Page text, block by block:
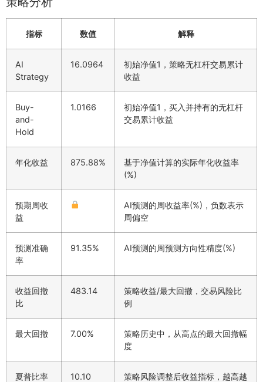
指标 数值 解释
AI
Strategy
16.0964
初始净值1，策略无杠杆交易累计
收益
Buy-
and-
Hold
1.0166
初始净值1，买入并持有的无杠杆
交易累计收益
年化收益 875.88%
基于净值计算的实际年化收益率
(%)
预期周收
益
AI预测的周收益率(%)，负数表示
周偏空
预测准确
率
91.35% AI预测的周预测方向性精度(%)
收益回撤
比
483.14
策略收益/最大回撤，交易风险比
例
最大回撤 7.00%
策略历史中，从高点的最大回撤幅
度
夏普比率 10.10
策略风险调整后收益指标，越高越